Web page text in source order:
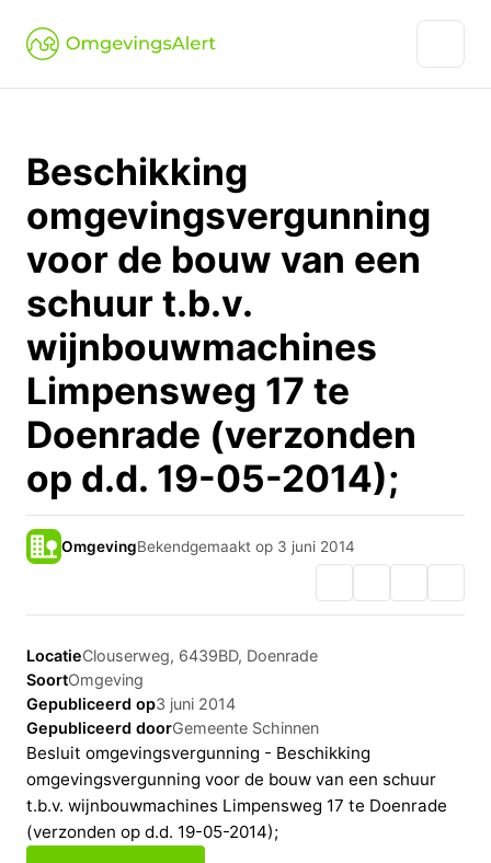
Beschikking
omgevingsvergunning
voor de bouw van een
schuur t.b.v.
wijnbouwmachines
Limpensweg 17 te
Doenrade (verzonden
op d.d. 19-05-2014);
OmgevingBekendgemaakt op 3 juni 2014
LocatieClouserweg, 6439BD, Doenrade
SoortOmgeving
Gepubliceerd op3 juni 2014
Gepubliceerd doorGemeente Schinnen
Besluit omgevingsvergunning - Beschikking
omgevingsvergunning voor de bouw van een schuur
t.b.v. wijnbouwmachines Limpensweg 17 te Doenrade
(verzonden op d.d. 19-05-2014);